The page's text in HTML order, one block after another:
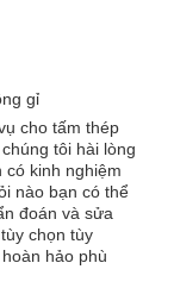
gỉ
cho tấm thép
tôi hài lòng
có kinh nghiệm
nào bạn có thể
đoán và sửa
chọn tùy
hảo phù